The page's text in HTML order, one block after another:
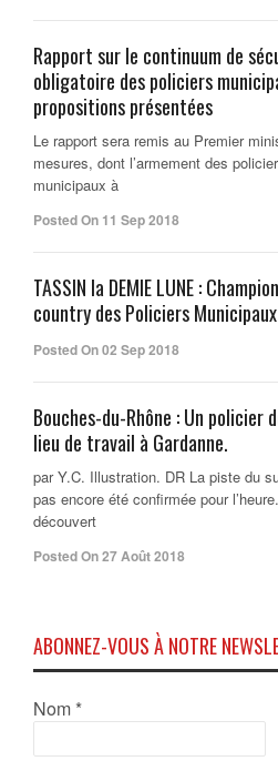
Rapport sur le continuum de
obligatoire des policiers
propositions présentées
Le rapport sera remis au Premier
mesures, dont l’armement des
municipaux à
Posted On 11 Sep 2018
TASSIN la DEMIE LUNE :
country des Policiers Municipaux
Posted On 02 Sep 2018
Bouches-du-Rhône : Un policier
lieu de travail à Gardanne.
par Y.C. Illustration. DR La piste du
pas encore été confirmée pour
découvert
Posted On 27 Août 2018
ABONNEZ-VOUS À NOTRE
Nom *